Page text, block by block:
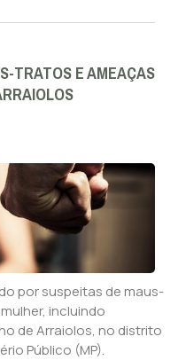
TRATOS E AMEAÇAS
por suspeitas de maus-
incluindo
de Arraiolos, no distrito
Público (MP).